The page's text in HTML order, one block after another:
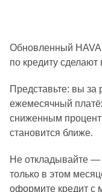
Обновленный
по кредиту
Представьте: вы за
ежемесячный
сниженным
становится ближе.
Не откладывайте —
только в этом
оформите кредит с